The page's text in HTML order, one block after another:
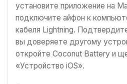
установите приложение на
подключите айфон к
кабеля Lightning.
вы доверяете другому
откройте Coconut Battery и
«Устройство iOS».